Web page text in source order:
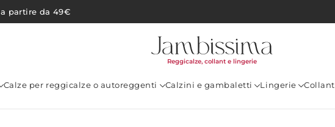
a partire da 49€
Calze per reggicalze o autoreggenti Calzini e gambaletti Lingerie
Reggicalze, collant e lingerie